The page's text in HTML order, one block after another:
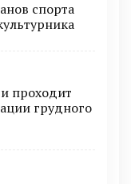
спорта
проходит
грудного